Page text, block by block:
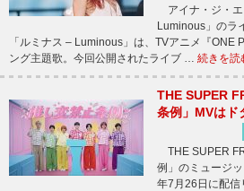
アイナ・ジ・エ
Luminous」の
「ルミナス – Luminous」は、TVアニメ『ONE
ング主題歌。今回公開されたライブ … 続きを読
THE SUPER
条例」MVはド
THE SUPER
例」のミュージ
年7月26日に配信